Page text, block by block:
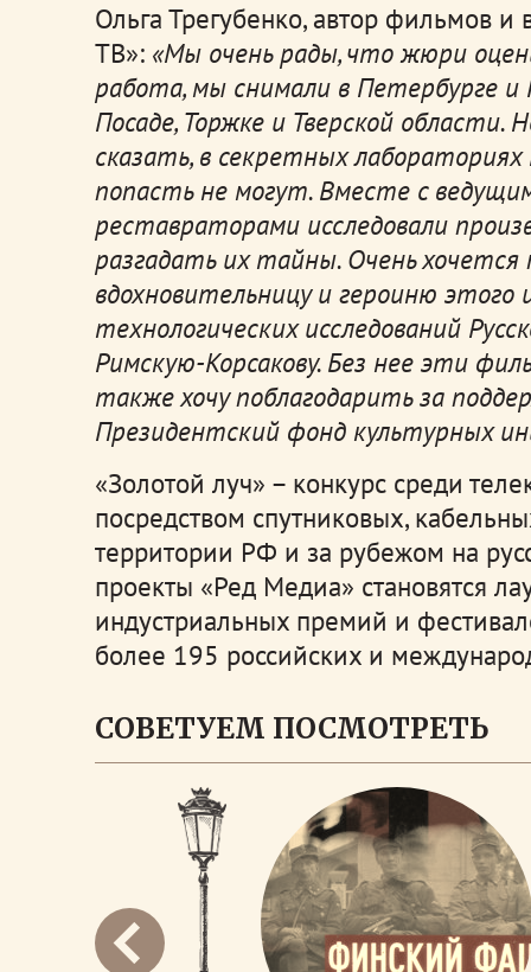
Ольга Трегубенко, автор фильмов
ТВ»: «Мы очень рады, что жюри
работа, мы снимали в Петербурге и
Посаде, Торжке и Тверской области.
сказать, в секретных
попасть не могут. Вместе с
реставраторами исследовали
разгадать их тайны. Очень хочется
вдохновительницу и героиню этого
технологических исследований
Римскую-Корсакову. Без нее эти
также хочу поблагодарить за
Президентский фонд культурных
«Золотой луч» – конкурс среди
посредством спутниковых,
территории РФ и за рубежом на
проекты «Ред Медиа» становятся
индустриальных премий и
более 195 российских и
СОВЕТУЕМ ПОСМОТРЕТЬ